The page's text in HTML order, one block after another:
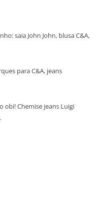
saia John John, blusa C&A,
para C&A, jeans
obi! Chemise jeans Luigi